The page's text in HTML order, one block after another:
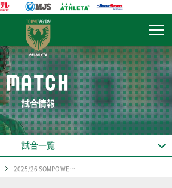
MATCH
試合情報
試合一覧
2025/26 SOMPO WEリーグ 第4節